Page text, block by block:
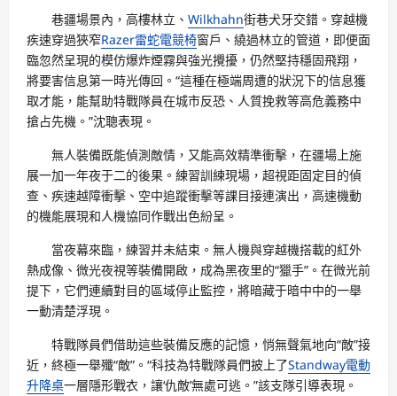
巷疆場景內，高樓林立、 Wilkhahn街巷犬牙交錯。穿越機
疾速穿過狹窄Razer雷蛇電競椅窗戶、繞過林立的管道，即便面
臨忽然呈現的模仿爆炸煙霧與強光攪擾，仍然堅持穩固飛翔，
將要害信息第一時光傳回。“這種在極端周遭的狀況下的信息獲
取才能，能幫助特戰隊員在城市反恐、人質挽救等高危義務中
搶占先機。”沈聰表現。
無人裝備既能偵測敵情，又能高效精準衝擊，在疆場上施
展一加一年夜于二的後果。練習訓練現場，超視距固定目的偵
查、疾速越障衝擊、空中追蹤衝擊等課目接連演出，高速機動
的機能展現和人機協同作戰出色紛呈。
當夜幕來臨，練習并未結束。無人機與穿越機搭載的紅外
熱成像、微光夜視等裝備開啟，成為黑夜里的“獵手”。在微光前
提下，它們連續對目的區域停止監控，將暗藏于暗中中的一舉
一動清楚浮現。
特戰隊員們借助這些裝備反應的記憶，悄無聲氣地向“敵”接
近，終極一舉殲“敵”。“科技為特戰隊員們披上了Standway電動
升降桌一層隱形戰衣，讓‘仇敵’無處可逃。”該支隊引導表現。